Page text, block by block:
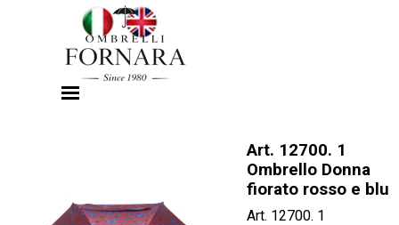
Art. 12700. 1
Ombrello Donna
fiorato rosso e blu
Art. 12700. 1